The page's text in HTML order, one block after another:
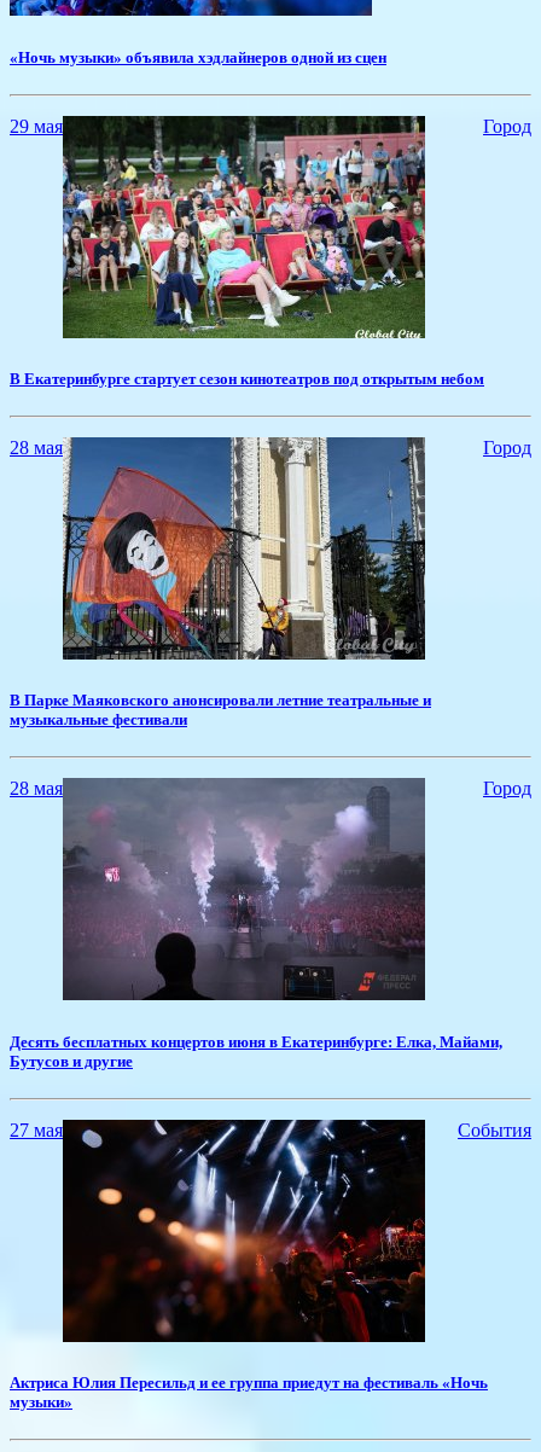
«Ночь музыки» объявила хэдлайнеров одной из сцен
29 мая Город
​В Екатеринбурге стартует сезон кинотеатров под открытым небом
28 мая Город
​В Парке Маяковского анонсировали летние театральные и
музыкальные фестивали
28 мая Город
Десять бесплатных концертов июня в Екатеринбурге: Елка, Майами,
Бутусов и другие
27 мая События
​Актриса Юлия Пересильд и ее группа приедут на фестиваль «Ночь
музыки»